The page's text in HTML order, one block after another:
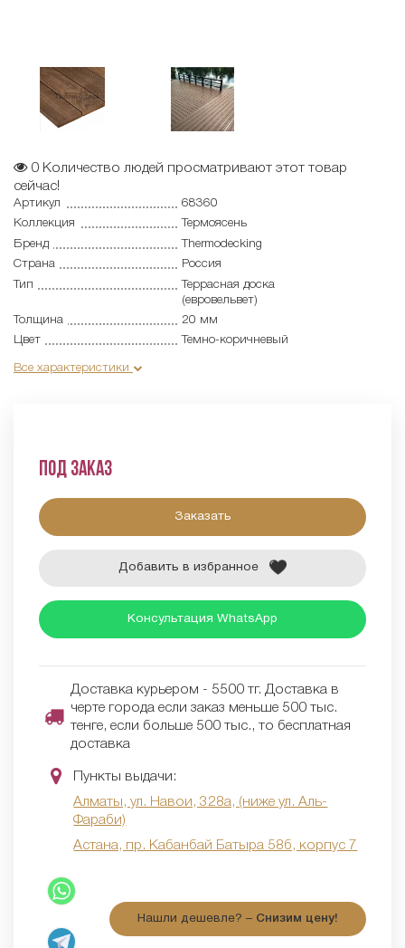
0 Количество людей просматривают этот товар
сейчас!
Артикул
68360
Коллекция
Термоясень
Бренд
Thermodecking
Страна
Россия
Тип
Террасная доска
(евровельвет)
Толщина
20 мм
Цвет
Темно-коричневый
Все характеристики
Под заказ
Заказать
Добавить в избранное
Консультация WhatsApp
Доставка курьером - 5500 тг. Доставка в
черте города если заказ меньше 500 тыс.
тенге, если больше 500 тыс., то бесплатная
доставка
Пункты выдачи:
Алматы, ул. Навои, 328а, (ниже ул. Аль-
Фараби)
Астана, пр. Кабанбай Батыра 58б, корпус 7
Нашли дешевле? – Снизим цену!